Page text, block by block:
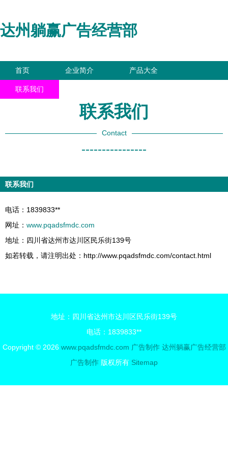
达州躺赢广告经营部
首页 企业简介 产品大全
联系我们
联系我们
Contact
----------------
联系我们
电话：1839833**
网址： www.pqadsfmdc.com
地址：四川省达州市达川区民乐街139号
如若转载，请注明出处：http://www.pqadsfmdc.com/contact.html
地址：四川省达州市达川区民乐街139号
电话：1839833**
Copyright © 2026 www.pqadsfmdc.com 广告制作 达州躺赢广告经营部
广告制作 版权所有 Sitemap